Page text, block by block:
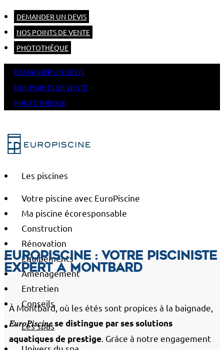
DEMANDER UN DEVIS
NOS POINTS DE VENTE
PHOTOTHÈQUE
DEMANDER UN DEVIS
NOS POINTS DE VENTE
PHOTOTHÈQUE
Les piscines
Votre piscine avec EuroPiscine
Ma piscine écoresponsable
Construction
Rénovation
Équipements
Aménagement
Entretien
Conseils
Les spas
EuroPiscine : votre pisciniste
expert à Montbard
À Montbard, où les étés sont propices à la baignade,
𝐸𝑢𝑟𝑜𝑃𝑖𝑠𝑐𝑖𝑛𝑒 se distingue par ses solutions
aquatiques de prestige . Grâce à notre engagement